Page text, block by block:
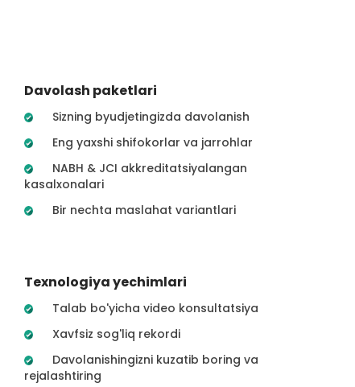
Davolash paketlari
Sizning byudjetingizda davolanish
Eng yaxshi shifokorlar va jarrohlar
NABH & JCI akkreditatsiyalangan
kasalxonalari
Bir nechta maslahat variantlari
Texnologiya yechimlari
Talab bo'yicha video konsultatsiya
Xavfsiz sog'liq rekordi
Davolanishingizni kuzatib boring va
rejalashtiring